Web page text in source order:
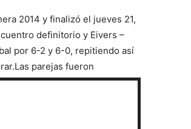
2014 y finalizó el jueves 21,
definitorio y Eivers –
por 6-2 y 6-0, repitiendo así
Las parejas fueron